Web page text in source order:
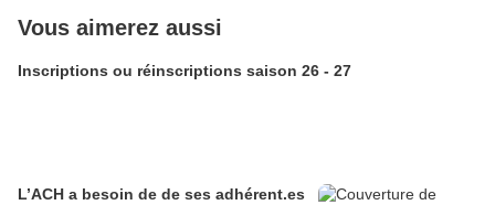
Vous aimerez aussi
Inscriptions ou réinscriptions saison 26 - 27
L’ACH a besoin de de ses adhérent.es